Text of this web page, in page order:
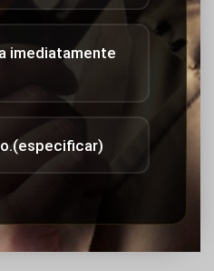
imediatamente